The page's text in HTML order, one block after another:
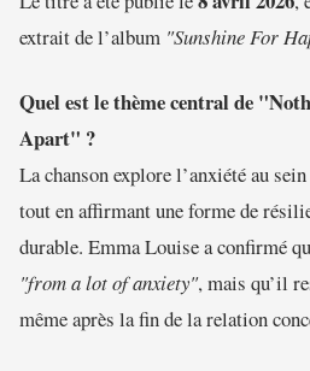
extrait de l’album "Sunshine For
Quel est le thème central de
Apart" ?
La chanson explore l’anxiété au
tout en affirmant une forme de
durable. Emma Louise a confirmé
"from a lot of anxiety", mais qu’il
même après la fin de la relation